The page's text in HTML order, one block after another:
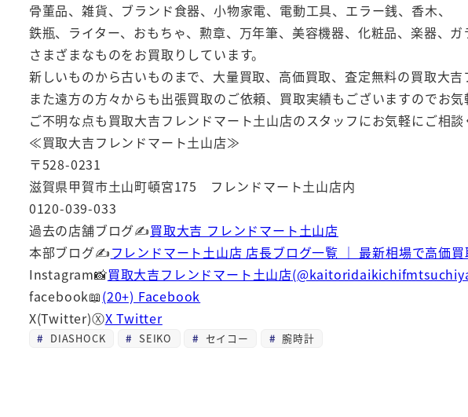
骨董品、雑貨、ブランド食器、小物家電、電動工具、エラー銭、香木、
鉄瓶、ライター、おもちゃ、勲章、万年筆、美容機器、化粧品、楽器、
さまざまなものをお買取りしています。
新しいものから古いものまで、大量買取、高価買取、査定無料の買取大
また遠方の方々からも出張買取のご依頼、買取実績もございますのでお
ご不明な点も買取大吉フレンドマート土山店のスタッフにお気軽にご相談
≪買取大吉フレンドマート土山店≫
〒528-0231
滋賀県甲賀市土山町頓宮175 フレンドマート土山店内
0120-039-033
過去の店舗ブログ✍買取大吉 フレンドマート土山店
本部ブログ✍フレンドマート土山店 店長ブログ一覧 ｜ 最新相場で高価買
Instagram📸買取大吉フレンドマート土山店
facebook📖(20+) Facebook
X(Twitter)ⓍX Twitter
DIASHOCK SEIKO セイコー 腕時計